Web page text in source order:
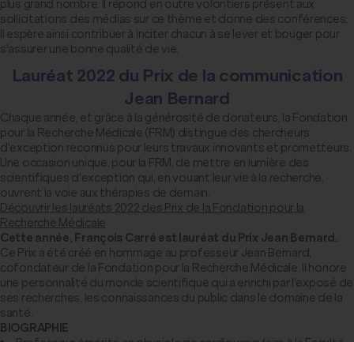
plus grand nombre. Il répond en outre volontiers présent aux
sollicitations des médias sur ce thème et donne des conférences.
Il espère ainsi contribuer à inciter chacun à se lever et bouger pour
s'assurer une bonne qualité de vie.
Lauréat 2022 du Prix de la communication
Jean Bernard
Chaque année, et grâce à la générosité de donateurs, la Fondation
pour la Recherche Médicale (FRM) distingue des chercheurs
d'exception reconnus pour leurs travaux innovants et prometteurs.
Une occasion unique, pour la FRM, de mettre en lumière des
scientifiques d'exception qui, en vouant leur vie à la recherche,
ouvrent la voie aux thérapies de demain.
Découvrir les lauréats 2022 des Prix de la Fondation pour la
Recherche Médicale
Cette année, François Carré est lauréat du Prix Jean Bernard.
Ce Prix a été créé en hommage au professeur Jean Bernard,
cofondateur de la Fondation pour la Recherche Médicale. Il honore
une personnalité du monde scientifique qui a enrichi par l'exposé de
ses recherches, les connaissances du public dans le domaine de la
santé.
BIOGRAPHIE